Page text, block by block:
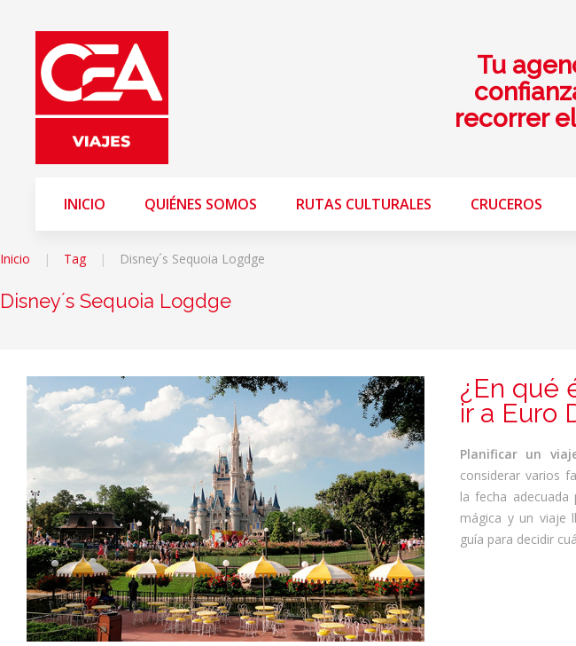
Tu
recorrer
INICIO QUIÉNES SOMOS RUTAS CULTURALES CRUCEROS
Inicio Tag Disney´s Sequoia Logdge
Disney´s Sequoia Logdge
¿En qué
ir a Euro
Planificar un
considerar varios
la fecha adecuada
mágica y un viaje
guía para decidir